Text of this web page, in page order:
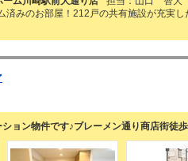
済みのお部屋！212戸の共有施設が充実
ョン物件です♪ブレーメン通り商店街徒